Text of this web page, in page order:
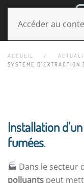
Accéder au
ACCUEIL
SYSTÈME D'EXTRACTION
Installation d'un
fumées.
🏭 Dans le secteur
polluants peut